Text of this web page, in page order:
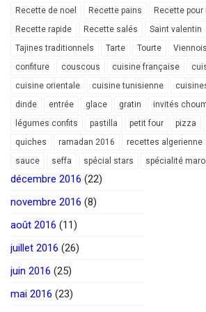
Recette de noel
Recette pains
Recette pour
Recette rapide
Recette salés Saint valentin
Tajines traditionnels
Tarte Tourte
confiture
couscous cuisine française
cuisine orientale
cuisine tunisienne
dinde
entrée glace gratin invités
légumes confits
pastilla petit four pizza
quiches
ramadan 2016 recettes algerienne
sauce
seffa spécial stars spécialité
décembre 2016 (22)
novembre 2016 (8)
août 2016 (11)
juillet 2016 (26)
juin 2016 (25)
mai 2016 (23)